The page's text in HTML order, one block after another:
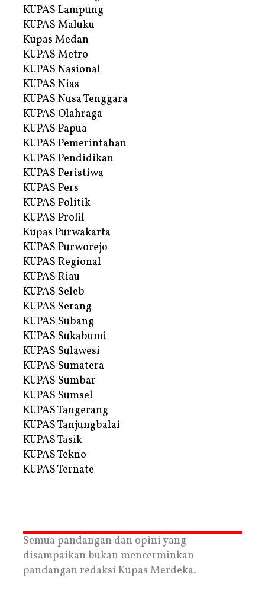
KUPAS Lampung
KUPAS Maluku
Kupas Medan
KUPAS Metro
KUPAS Nasional
KUPAS Nias
KUPAS Nusa Tenggara
KUPAS Olahraga
KUPAS Papua
KUPAS Pemerintahan
KUPAS Pendidikan
KUPAS Peristiwa
KUPAS Pers
KUPAS Politik
KUPAS Profil
Kupas Purwakarta
KUPAS Purworejo
KUPAS Regional
KUPAS Riau
KUPAS Seleb
KUPAS Serang
KUPAS Subang
KUPAS Sukabumi
KUPAS Sulawesi
KUPAS Sumatera
KUPAS Sumbar
KUPAS Sumsel
KUPAS Tangerang
KUPAS Tanjungbalai
KUPAS Tasik
KUPAS Tekno
KUPAS Ternate
Semua pandangan dan opini yang
disampaikan bukan mencerminkan
pandangan redaksi Kupas Merdeka.